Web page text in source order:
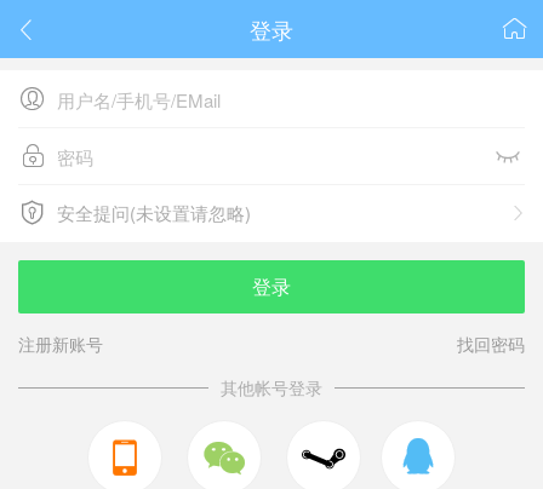
 
登录

 
 
安全提问(未设置请忽略)
安全提问(未设置请忽略)
登录
注册新账号
找回密码
其他帐号登录
  